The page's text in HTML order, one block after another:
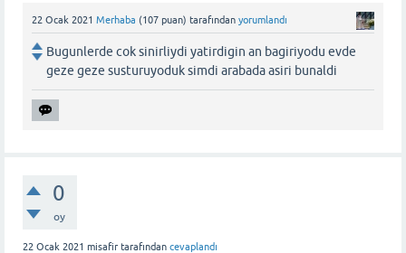
22 Ocak 2021 Merhaba (107 puan) tarafından yorumlandı
Bugunlerde cok sinirliydi yatirdigin an bagiriyodu evde
geze geze susturuyoduk simdi arabada asiri bunaldi
0
oy
22 Ocak 2021 misafir tarafından cevaplandı